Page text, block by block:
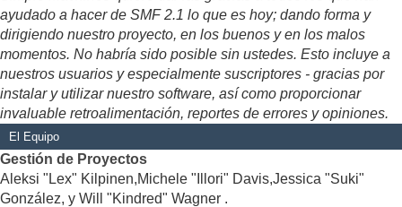
ayudado a hacer de SMF 2.1 lo que es hoy; dando forma y
dirigiendo nuestro proyecto, en los buenos y en los malos
momentos. No habría sido posible sin ustedes. Esto incluye a
nuestros usuarios y especialmente suscriptores - gracias por
instalar y utilizar nuestro software, así como proporcionar
invaluable retroalimentación, reportes de errores y opiniones.
El Equipo
Gestión de Proyectos
Aleksi "Lex" Kilpinen,Michele "Illori" Davis,Jessica "Suki"
González, y Will "Kindred" Wagner .